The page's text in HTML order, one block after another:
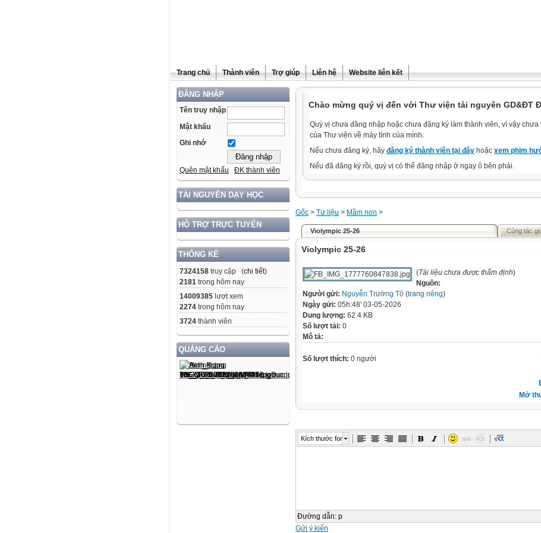
Trang chủ Thành viên Trợ giúp Liên hệ Website liên kết
ĐĂNG NHẬP
Tên truy nhập
Mật khẩu
Ghi nhớ
Quên mật khẩu ĐK thành viên
TÀI NGUYÊN DẠY HỌC
HỖ TRỢ TRỰC TUYẾN
THỐNG KÊ
7324158 truy cập (chi tiết)
2181 trong hôm nay
14009385 lượt xem
2274 trong hôm nay
3724 thành viên
QUẢNG CÁO
Chào mừng quý vị đến với Thư viện tài nguyên GD&ĐT
Quý vị chưa đăng nhập hoặc chưa đăng ký làm thành viên, vì vậy
của Thư viện về máy tính của mình.
Nếu chưa đăng ký, hãy đăng ký thành viên tại đây hoặc xem phim
Nếu đã đăng ký rồi, quý vị có thể đăng nhập ở ngay ô bên phải.
Gốc > Tư liệu > Mầm non >
Violympic 25-26 Cùng tác
Violympic 25-26
(Tài liệu chưa được thẩm định)
Nguồn:
Người gửi: Nguyễn Trường Tộ (trang riêng)
Ngày gửi: 05h:48' 03-05-2026
Dung lượng: 62.4 KB
Số lượt tải: 0
Mô tả:
Mở
Số lượt thích: 0 người
Kích thước font
Đường dẫn: p
Gửi ý kiến